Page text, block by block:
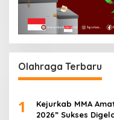
Olahraga Terbaru
1
Kejurkab MMA
2026” Sukses